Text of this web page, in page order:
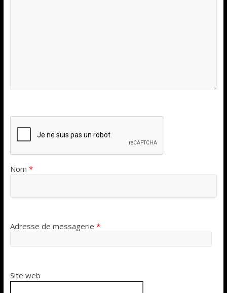
Nom *
Adresse de messagerie *
Site web